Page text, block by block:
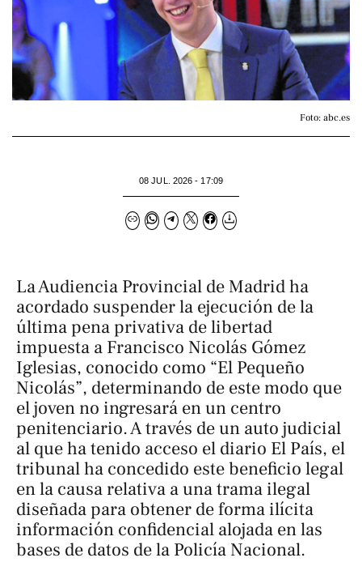
Foto: abc.es
08 JUL. 2026 - 17:09
La Audiencia Provincial de Madrid ha
acordado suspender la ejecución de la
última pena privativa de libertad
impuesta a Francisco Nicolás Gómez
Iglesias, conocido como “El Pequeño
Nicolás”, determinando de este modo que
el joven no ingresará en un centro
penitenciario. A través de un auto judicial
al que ha tenido acceso el diario El País, el
tribunal ha concedido este beneficio legal
en la causa relativa a una trama ilegal
diseñada para obtener de forma ilícita
información confidencial alojada en las
bases de datos de la Policía Nacional.